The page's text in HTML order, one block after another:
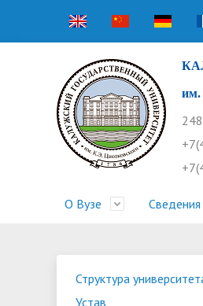
О Вузе
Структура
Устав